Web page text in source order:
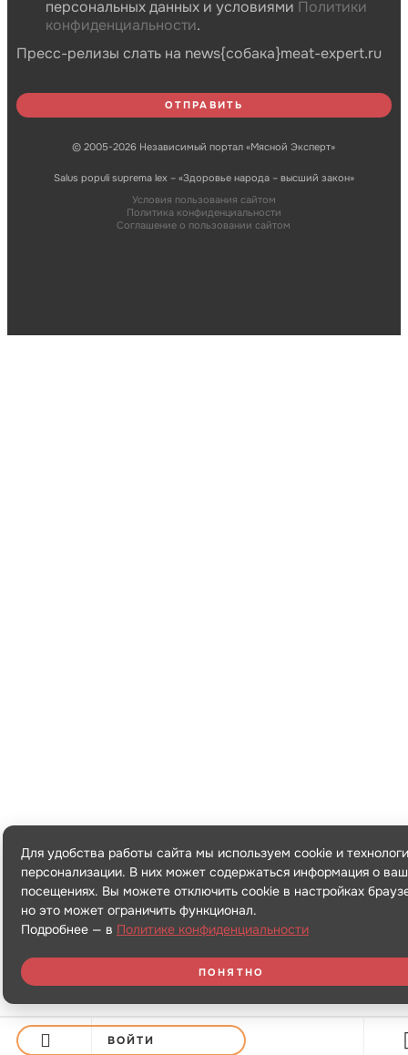
ВОЙТИ
персональных данных и условиями Политики
конфиденциальности.
Пресс-релизы слать на news{собака}meat-expert.ru
© 2005-2026 Независимый портал «Мясной Эксперт»
Salus populi suprema lex – «Здоровье народа – высший закон»
Условия пользования сайтом
Политика конфиденциальности
Соглашение о пользовании сайтом
Для удобства работы сайта мы используем cookie и
персонализации. В них может содержаться информация о
посещениях. Вы можете отключить cookie в настройках
но это может ограничить функционал.
Подробнее — в Политике конфиденциальности
ПОНЯТНО